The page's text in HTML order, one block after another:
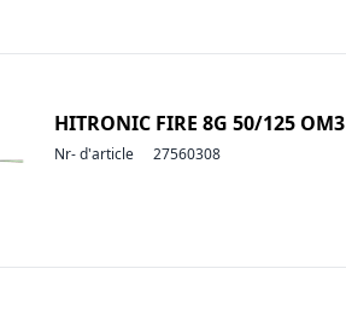
HITRONIC FIRE 8G 50/125 OM3
Nr- d'article 27560308